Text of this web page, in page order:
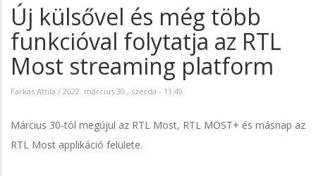
Új külsővel és még több
funkcióval folytatja az RTL
Most streaming platform
Farkas Attila / 2022. március 30., szerda - 11:49
Március 30-tól megújul az RTL Most, RTL MOST+ és másnap az
RTL Most applikáció felülete.